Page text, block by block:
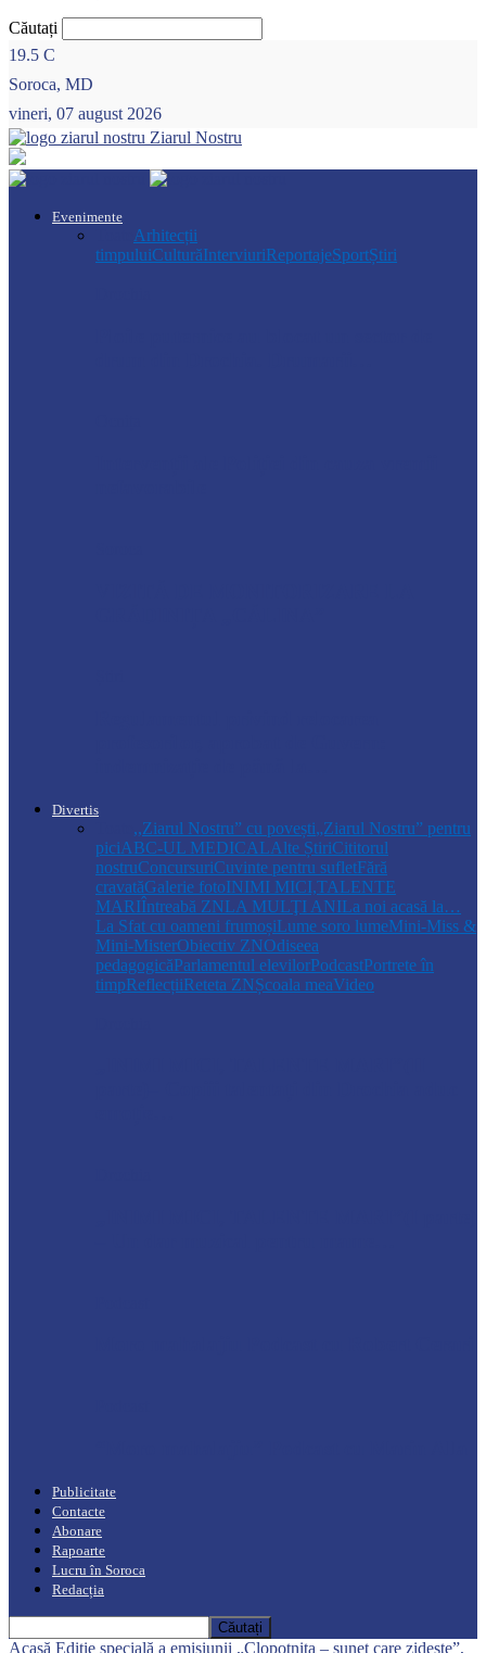
Căutați
19.5 C
Soroca, MD
vineri, 07 august 2026
Ziarul Nostru
Evenimente
Arhitecții
timpuluiCulturăInterviuriReportajeSportȘtiri
Divertis
,,Ziarul Nostru” cu povești„Ziarul Nostru” pentru
piciABC-UL MEDICALAlte ȘtiriCititorul
nostruConcursuriCuvinte pentru sufletFără
cravatăGalerie fotoINIMI MICI,TALENTE
MARIÎntreabă ZNLA MULŢI ANILa noi acasă la…
La Sfat cu oameni frumoșiLume soro lumeMini-Miss &
Mini-MisterObiectiv ZNOdiseea
pedagogicăParlamentul elevilorPodcastPortrete în
timpReflecțiiReteta ZNȘcoala meaVideo
Publicitate
Contacte
Abonare
Rapoarte
Lucru în Soroca
Redacția
Acasă Ediție specială a emisiunii „Clopotnița – sunet care zidește”,